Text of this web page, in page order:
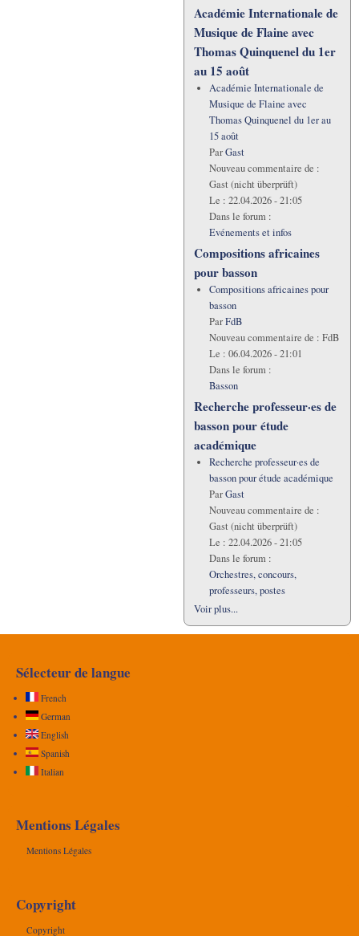
Académie Internationale de
Musique de Flaine avec
Thomas Quinquenel du 1er
au 15 août
Académie Internationale de
Musique de Flaine avec
Thomas Quinquenel du 1er au
15 août
ParGast
Nouveau commentaire de :
Gast (nicht überprüft)
Le : 22.04.2026 - 21:05
Dans le forum :
Evénements et infos
Compositions africaines
pour basson
Compositions africaines pour
basson
ParFdB
Nouveau commentaire de : FdB
Le : 06.04.2026 - 21:01
Dans le forum :
Basson
Recherche professeur·es de
basson pour étude
académique
Recherche professeur·es de
basson pour étude académique
ParGast
Nouveau commentaire de :
Gast (nicht überprüft)
Le : 22.04.2026 - 21:05
Dans le forum :
Orchestres, concours,
professeurs, postes
Voir plus...
Sélecteur de langue
French
German
English
Spanish
Italian
Mentions Légales
Mentions Légales
Copyright
Copyright